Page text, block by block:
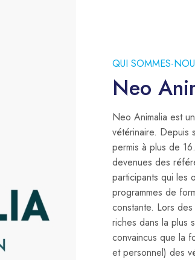
QUI SOMMES-
Neo
Neo Animalia est
vétérinaire. Depuis
permis à plus de
devenues des
participants qui les
programmes de
constante. Lors
riches dans la plus
convaincus que la
et personnel) des